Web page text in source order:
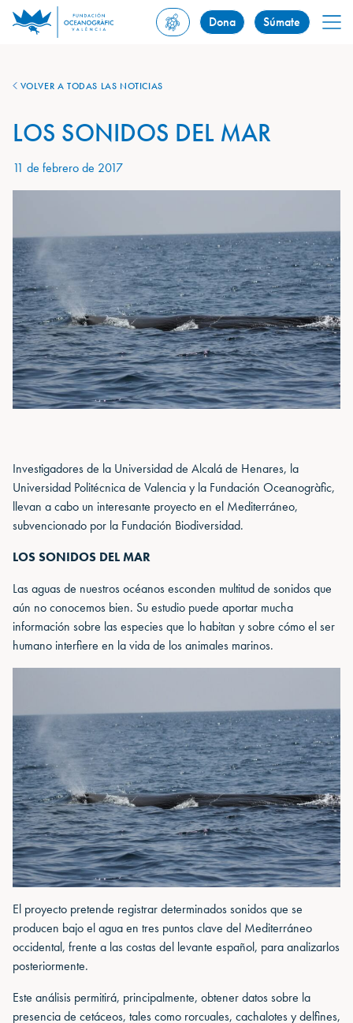
Dona Súmate
VOLVER A TODAS LAS NOTICIAS
LOS SONIDOS DEL MAR
11 de febrero de 2017
Investigadores de la Universidad de Alcalá de Henares, la
Universidad Politécnica de Valencia y la Fundación Oceanogràfic,
llevan a cabo un interesante proyecto en el Mediterráneo,
subvencionado por la Fundación Biodiversidad.
LOS SONIDOS DEL MAR
Las aguas de nuestros océanos esconden multitud de sonidos que
aún no conocemos bien. Su estudio puede aportar mucha
información sobre las especies que lo habitan y sobre cómo el ser
humano interfiere en la vida de los animales marinos.
El proyecto pretende registrar determinados sonidos que se
producen bajo el agua en tres puntos clave del Mediterráneo
occidental, frente a las costas del levante español, para analizarlos
posteriormente.
Este análisis permitirá, principalmente, obtener datos sobre la
presencia de cetáceos, tales como rorcuales, cachalotes y delfines,